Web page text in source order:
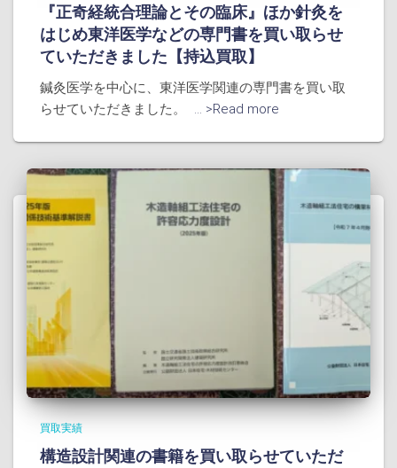
『正奇経統合理論とその臨床』ほか針灸を
はじめ東洋医学などの専門書を買い取らせ
ていただきました【持込買取】
鍼灸医学を中心に、東洋医学関連の専門書を買い取
らせていただきました。
... >Read more
買取実績
構造設計関連の書籍を買い取らせていただ